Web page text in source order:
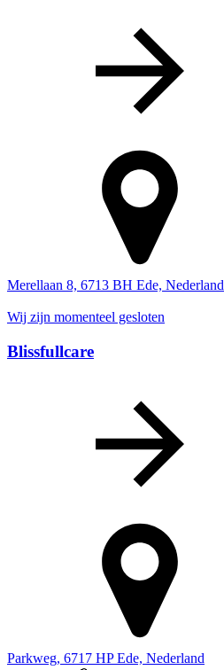
Merellaan 8, 6713 BH Ede, Nederland
Wij zijn momenteel gesloten
Blissfullcare
Parkweg, 6717 HP Ede, Nederland